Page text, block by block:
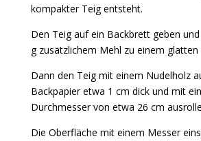
kompakter Teig entsteht.
Den Teig auf ein Backbrett geben
g zusätzlichem Mehl zu einem glatten
Dann den Teig mit einem Nudelholz
Backpapier etwa 1 cm dick und mit
Durchmesser von etwa 26 cm
Die Oberfläche mit einem Messer